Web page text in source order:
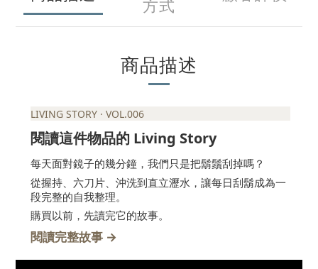
方式
商品描述
LIVING STORY · VOL.006
閱讀這件物品的 Living Story
每天面對鏡子的幾分鐘，我們只是把鬍鬚刮掉嗎？
從握持、六刀片、沖洗到直立瀝水，讓每日刮鬍成為一
段完整的自我整理。
購買以前，先讀完它的故事。
閱讀完整故事 →